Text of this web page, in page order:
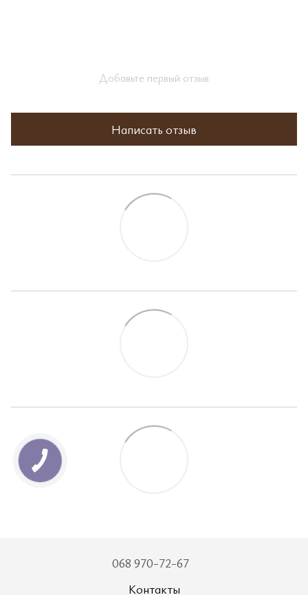
Добавьте первый отзыв
Написать отзыв
068 970-72-67
Контакты